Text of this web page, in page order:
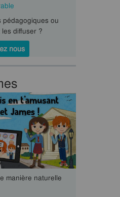
pédagogiques ou
diffuser ?
nous
manière naturelle